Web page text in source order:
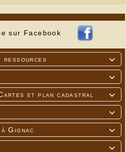
sur Facebook

ressources


et plan cadastral


Gignac
